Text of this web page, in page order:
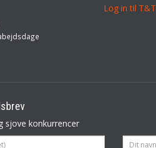
Log in til T&T
sjove konkurrencer